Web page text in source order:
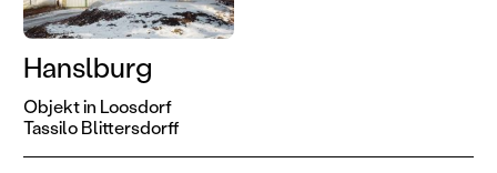
Hanslburg
Objekt in Loosdorf
Tassilo Blittersdorff